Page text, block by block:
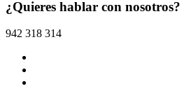
¿Quieres hablar con nosotros?
942 318 314